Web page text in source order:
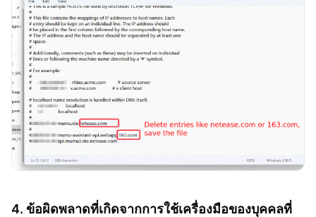
4. ข้อผิดพลาดที่เกิดจากการใช้เครื่องมือของบุคคลที่